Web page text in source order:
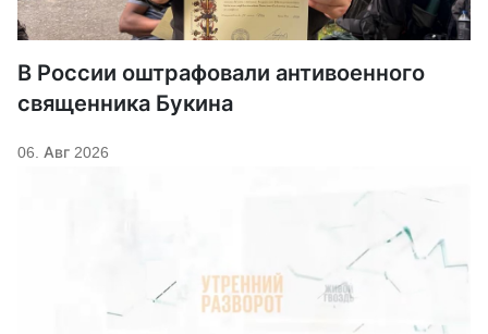
В России оштрафовали антивоенного
священника Букина
06. Авг 2026